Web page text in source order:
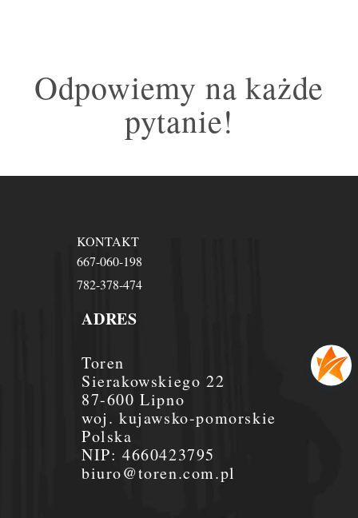
Odpowiemy na każde
pytanie!
ADRES
Toren
Sierakowskiego 22
87-600 Lipno
woj. kujawsko-pomorskie
Polska
NIP:4660423795
biuro@toren.com.pl
KONTAKT
667-060-198
782-378-474